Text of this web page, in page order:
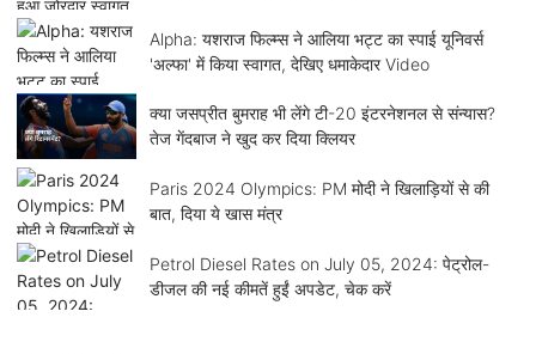
Alpha: यशराज फिल्म्स ने आलिया भट्ट का स्पाई यूनिवर्स
'अल्फा' में किया स्वागत, देखिए धमाकेदार Video
क्या जसप्रीत बुमराह भी लेंगे टी-20 इंटरनेशनल से संन्यास?
तेज गेंदबाज ने खुद कर दिया क्लियर
Paris 2024 Olympics: PM मोदी ने खिलाड़ियों से की
बात, दिया ये खास मंत्र
Petrol Diesel Rates on July 05, 2024: पेट्रोल-
डीजल की नई कीमतें हुईं अपडेट, चेक करें